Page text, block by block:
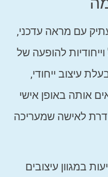
עם מראה עדכני,
להופעה של
עיצוב ייחודי,
אותה באופן אישי
לאישה שמעריכה
במגוון עיצובים